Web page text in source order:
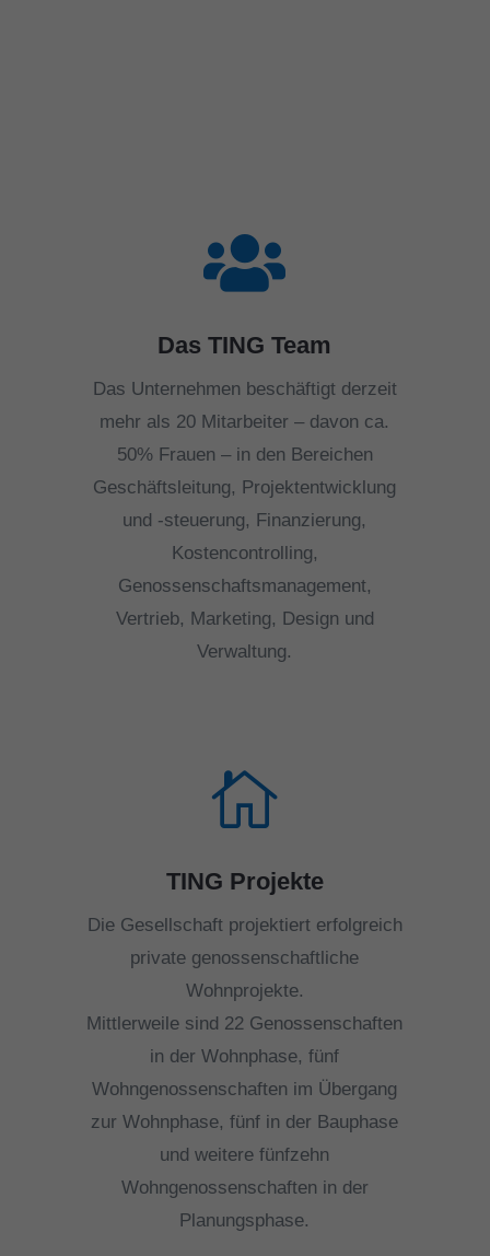

Das TING Team
Das Unternehmen beschäftigt derzeit
mehr als 20 Mitarbeiter – davon ca.
50% Frauen – in den Bereichen
Geschäftsleitung, Projektentwicklung
und -steuerung, Finanzierung,
Kostencontrolling,
Genossenschaftsmanagement,
Vertrieb, Marketing, Design und
Verwaltung.

TING Projekte
Die Gesellschaft projektiert erfolgreich
private genossenschaftliche
Wohnprojekte.
Mittlerweile sind 22 Genossenschaften
in der Wohnphase, fünf
Wohngenossenschaften im Übergang
zur Wohnphase, fünf in der Bauphase
und weitere fünfzehn
Wohngenossenschaften in der
Planungsphase.